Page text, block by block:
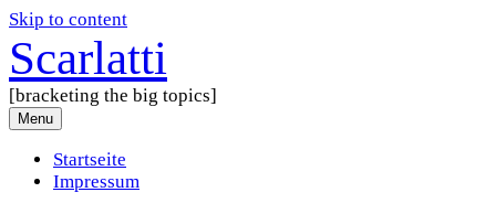
Skip to content
Scarlatti
[bracketing the big topics]
Menu
Startseite
Impressum